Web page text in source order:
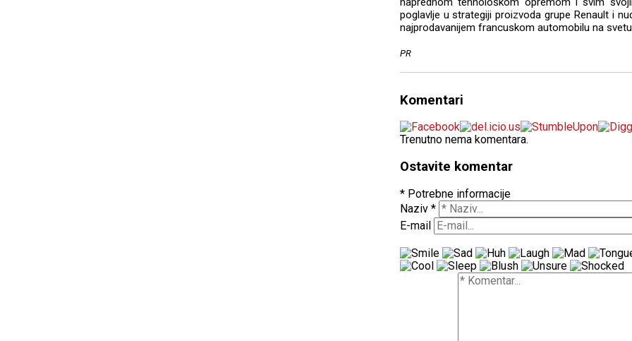
poglavlje u strategiji proizvoda grupe Renault i
najprodavanijem francuskom automobilu na
PR
Komentari
Trenutno nema komentara.
Ostavite komentar
* Potrebne informacije
Naziv *
E-mail